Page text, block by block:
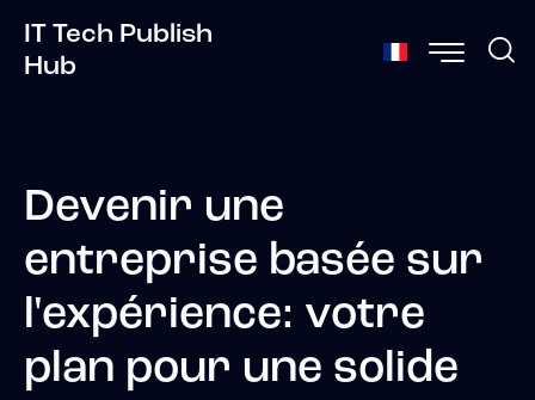
IT Tech Publish
Hub
Devenir une
entreprise basée sur
l'expérience: votre
plan pour une solide